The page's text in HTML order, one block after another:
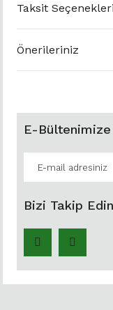
Taksit Seçenekleri
Önerileriniz
E-Bültenimize
Bizi Takip Edin